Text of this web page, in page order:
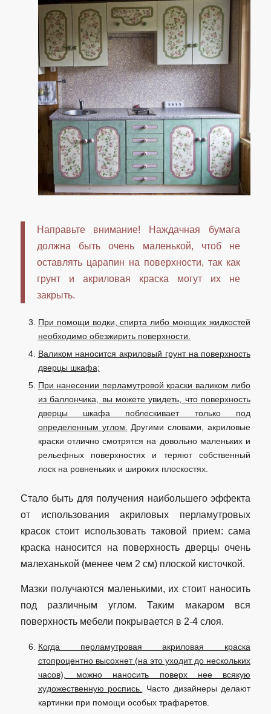
Направьте внимание! Наждачная бумага
должна быть очень маленькой, чтоб не
оставлять царапин на поверхности, так как
грунт и акриловая краска могут их не
закрыть.
При помощи водки, спирта либо моющих жидкостей
необходимо обезжирить поверхности.
Валиком наносится акриловый грунт на поверхность
дверцы шкафа;
При нанесении перламутровой краски валиком либо
из баллончика, вы можете увидеть, что поверхность
дверцы шкафа поблескивает только под
определенным углом. Другими словами, акриловые
краски отлично смотрятся на довольно маленьких и
рельефных поверхностях и теряют собственный
лоск на ровненьких и широких плоскостях.
Стало быть для получения наибольшего эффекта
от использования акриловых перламутровых
красок стоит использовать таковой прием: сама
краска наносится на поверхность дверцы очень
малеханькой (менее чем 2 см) плоской кисточкой.
Мазки получаются маленькими, их стоит наносить
под различным углом. Таким макаром вся
поверхность мебели покрывается в 2-4 слоя.
Когда перламутровая акриловая краска
стопроцентно высохнет (на это уходит до нескольких
часов), можно наносить поверх нее всякую
художественную роспись.
Часто дизайнеры делают
картинки при помощи особых трафаретов.